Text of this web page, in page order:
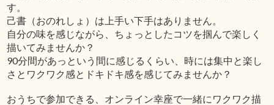
す。
己書（おのれしょ）は上手い下手はありません。
自分の味を感じながら、ちょっとしたコツを掴んで楽しく
描いてみませんか？
90分間があっという間に感じるくらい、時には集中と楽し
さとワクワク感とドキドキ感を感じてみませんか？
おうちで参加できる、オンライン幸座で一緒にワクワク描